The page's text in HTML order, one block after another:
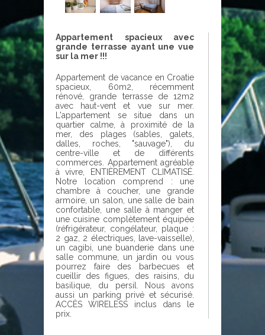
Appartement spacieux avec
grande terrasse ayant une vue
sur la mer !!!
Appartement de vacance en Croatie
spacieux, 60m2, récemment
rénové, grande terrasse de 12m2
avec haut-vent et vue sur mer.
L'appartement se situe dans un
quartier calme, à proximité de la
mer, des plages (sables, galets,
dalles, roches, "sauvage"), du
centre-ville et de différents
commerces. Appartement agréable
à vivre, ENTIÈREMENT CLIMATISÉ.
Notre location comprend : une
chambre à coucher, une grande
armoire, un salon, une salle de bain
confortable, une salle à manger et
une cuisine complètement équipée
(réfrigérateur, congélateur, plaque :
2 gaz, 2 électriques, lave-vaisselle),
un cagibi, une buanderie dans une
salle commune, un jardin ou vous
pourrez faire des barbecues et
cueillir des figues, des raisins, du
basilique, du persil. Nous avons
aussi un parking privé et sécurisé.
ACCÈS WIRELESS inclus dans le
prix.